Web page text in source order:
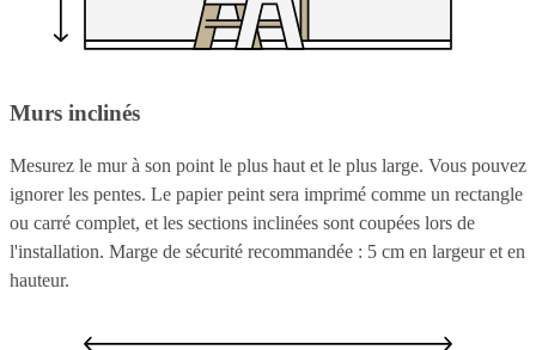
Murs inclinés
Mesurez le mur à son point le plus haut et le plus large. Vous pouvez
ignorer les pentes. Le papier peint sera imprimé comme un rectangle
ou carré complet, et les sections inclinées sont coupées lors de
l'installation. Marge de sécurité recommandée : 5 cm en largeur et en
hauteur.